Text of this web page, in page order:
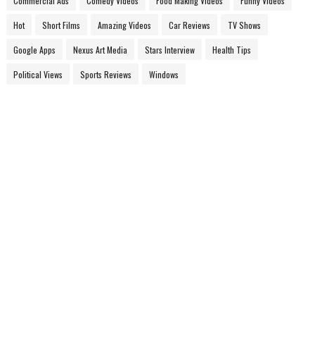
Hot Short Films Amazing Videos Car Reviews TV Shows
Google Apps Nexus Art Media Stars Interview Health Tips
Political Views Sports Reviews Windows